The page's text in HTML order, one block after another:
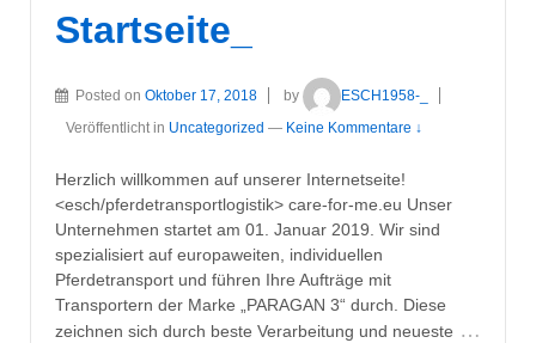
Startseite_
Posted on Oktober 17, 2018 by
ESCH1958-_
Veröffentlicht in Uncategorized — Keine Kommentare ↓
Herzlich willkommen auf unserer Internetseite!
<esch/pferdetransportlogistik> care-for-me.eu Unser
Unternehmen startet am 01. Januar 2019. Wir sind
spezialisiert auf europaweiten, individuellen
Pferdetransport und führen Ihre Aufträge mit
Transportern der Marke „PARAGAN 3“ durch. Diese
zeichnen sich durch beste Verarbeitung und neueste …